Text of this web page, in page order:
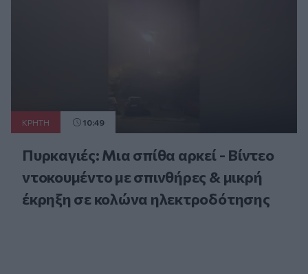
ΚΡΗΤΗ 10:49
Πυρκαγιές: Μια σπίθα αρκεί - Βίντεο
ντοκουμέντο με σπινθήρες & μικρή
έκρηξη σε κολώνα ηλεκτροδότησης